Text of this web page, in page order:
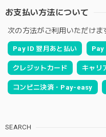
お支払い方法について
次の方法がご利用いただけま
Pay ID 翌月あと払い Pay
クレジットカード キャリ
コンビニ決済・Pay-easy
SEARCH